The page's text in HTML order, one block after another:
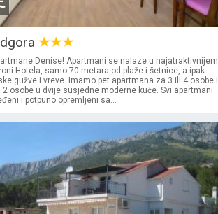
Denise! Apartmani se nalaze u najatraktivnijem
Hotela, samo 70 metara od plaže i šetnice, a ipak
gužve i vreve. Imamo pet apartmana za 3 ili 4 osobe i
osobe u dvije susjedne moderne kuće. Svi apartmani
i potpuno opremljeni sa...